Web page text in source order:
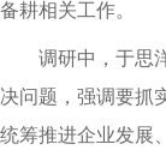
备耕相关工作。
调研中，于思
决问题，强调要抓
统筹推进企业发展